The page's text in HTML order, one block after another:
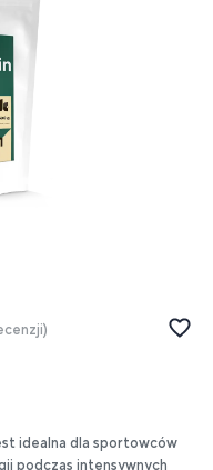
idealna dla sportowców
podczas intensywnych